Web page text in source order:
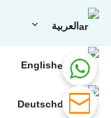
العربية
English
Deutsch